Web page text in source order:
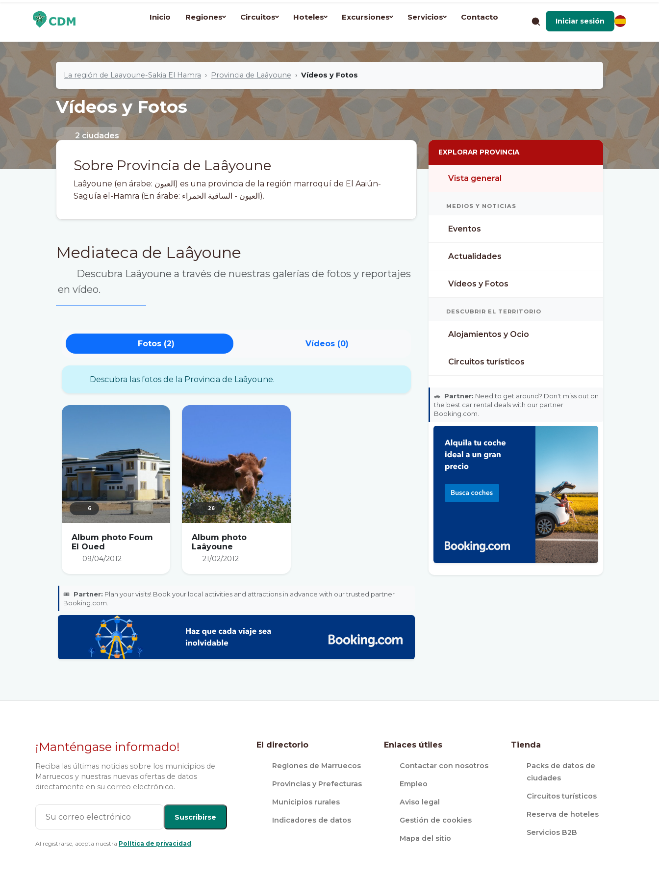
Inicio Regiones Circuitos Hoteles Excursiones Servicios Contacto Iniciar sesión
La región de Laayoune-Sakia El Hamra Provincia de Laâyoune Vídeos y Fotos
Vídeos y Fotos
2 ciudades
Sobre Provincia de Laâyoune
Laâyoune (en árabe: العيون) es una provincia de la región marroquí de El Aaiún-
Saguía el-Hamra (En árabe: العيون - الساقية الحمراء).
Mediateca de Laâyoune
Descubra Laâyoune a través de nuestras galerías de fotos y reportajes
en vídeo.
Fotos (2) Vídeos (0)
Descubra las fotos de la Provincia de Laâyoune.
6
Album photo Foum
El Oued
09/04/2012
26
Album photo
Laâyoune
21/02/2012
🎟️ Partner: Plan your visits! Book your local activities and attractions in advance with our trusted partner
Booking.com.
EXPLORAR PROVINCIA
Vista general
MEDIOS Y NOTICIAS
Eventos
Actualidades
Vídeos y Fotos
DESCUBRIR EL TERRITORIO
Alojamientos y Ocio
Circuitos turísticos
🚗 Partner: Need to get around? Don't miss out on
the best car rental deals with our partner
Booking.com.
¡Manténgase informado!
Reciba las últimas noticias sobre los municipios de
Marruecos y nuestras nuevas ofertas de datos
directamente en su correo electrónico.
Suscribirse
Al registrarse, acepta nuestra Política de privacidad .
El directorio
Regiones de Marruecos
Provincias y Prefecturas
Municipios rurales
Indicadores de datos
Enlaces útiles
Contactar con nosotros
Empleo
Aviso legal
Gestión de cookies
Mapa del sitio
Tienda
Packs de datos de
ciudades
Circuitos turísticos
Reserva de hoteles
Servicios B2B